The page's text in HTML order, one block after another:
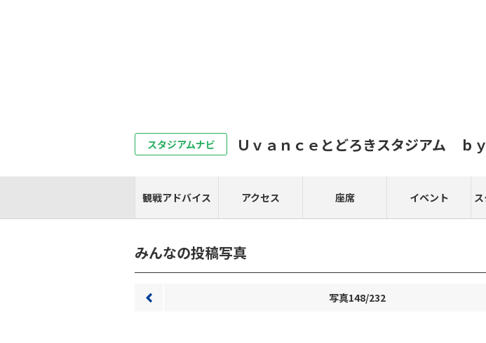
スタジアムナビ Ｕｖａｎｃｅとどろきスタジアム ｂ
観戦アドバイス アクセス 座席 イベント
みんなの投稿写真
写真148/232